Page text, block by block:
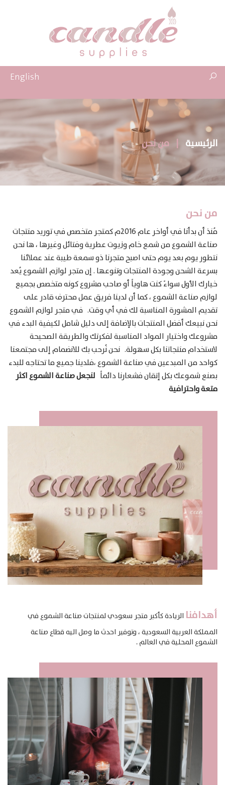
English
الرئيسية من نحن
من نحن
مُنذ أن بدأنا في أواخر عام 2016م كمتجر متخصص في توريد منتجات
صناعة الشموع من شمع خام وزيوت عطرية وفتائل وغيرها ، ها نحن
نتطور يوم بعد يوم حتى اصبح متجرنا ذو سمعة طيبة عند عملائنا
بسرعة الشحن وجودة المنتجات وتنوعها . إن متجر لوازم الشموع يُعد
خيارك الأول سواءً كنت هاوياً أو صاحب مشروع كونه متخصص بجميع
لوازم صناعة الشموع ، كما أن لدينا فريق عمل محترف قادر على
تقديم المشورة المناسبة لك في أي وقت. في متجر لوازم الشموع
نحن نبيعك أفضل المنتجات بالإضافة إلى دليل شامل لكيفية البدء في
مشروعك واختيار المواد المناسبة لفكرتك والطريقة الصحيحة
لاستخدام منتجاتنا بكل سهولة. نحن نُرحب بك للانضمام إلى مجتمعنا
كواحد من المبدعين في صناعة الشموع ،فلدينا جميع ما تحتاجه للبدء
بصنع شموعك بكل إتقان فشعارنا دائماً لنجعل صناعة الشموع اكثر
متعة واحترافية
أهدافنا الريادة كأكبر متجر سعودي لمنتجات صناعة الشموع في
المملكة العربية السعودية ، وتوفير احدث ما وصل اليه قطاع صناعة
الشموع المحلية في العالم .